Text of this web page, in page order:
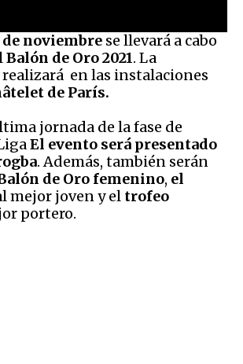
de noviembre se llevará a cabo
Balón de Oro 2021. La
realizará en las instalaciones
de París.
jornada de la fase de
El evento será presentado
. Además, también serán
de Oro femenino, el
mejor joven y el trofeo
portero.